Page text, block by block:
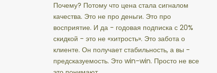
Почему? Потому что цена стала сигналом
качества. Это не про деньги. Это про
восприятие. И да - годовая подписка с 20%
скидкой - это не «хитрость». Это забота о
клиенте. Он получает стабильность, а вы -
предсказуемость. Это win-win. Просто не все